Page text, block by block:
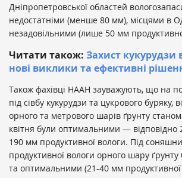
Дніпропетровської областей
недостатніми (менше 80 мм), місцями в
незадовільними (лише 50 мм
Читати також: Захист кукурудзи
нові виклики та ефективні
Також фахівці НААН зауважують, що на
під сівбу кукурудзи та цукрового буряку,
орного та метрового шарів ґрунту
квітня були оптимальними — відповідно
190 мм продуктивної вологи. Під
продуктивної вологи орного шару ґрунту
та оптимальними (21-40 мм продуктивної